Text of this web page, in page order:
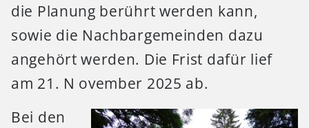
die Planung berührt werden kann,
sowie die Nachbargemeinden dazu
angehört werden. Die Frist dafür lief
am 21. N ovember 2025 ab.
Bei den